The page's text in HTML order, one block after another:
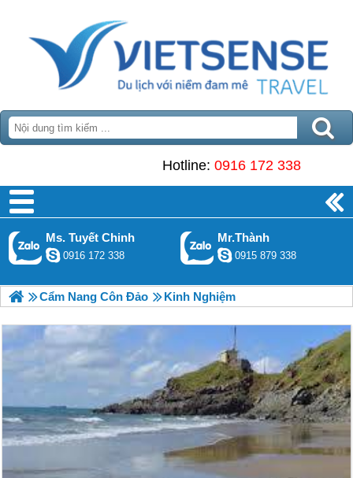
Hotline: 0916 172 338
Ms. Tuyết Chinh
0916 172 338
Mr.Thành
0915 879 338
Cẩm Nang Côn Đảo Kinh Nghiệm